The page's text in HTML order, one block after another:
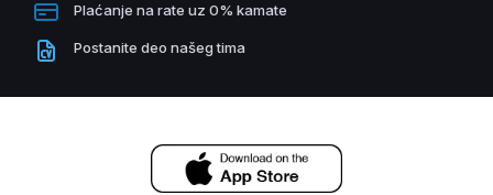
Plaćanje na rate uz 0% kamate
Postanite deo našeg tima